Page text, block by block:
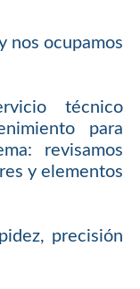
nos ocupamos
técnico
para
revisamos
y elementos
precisión